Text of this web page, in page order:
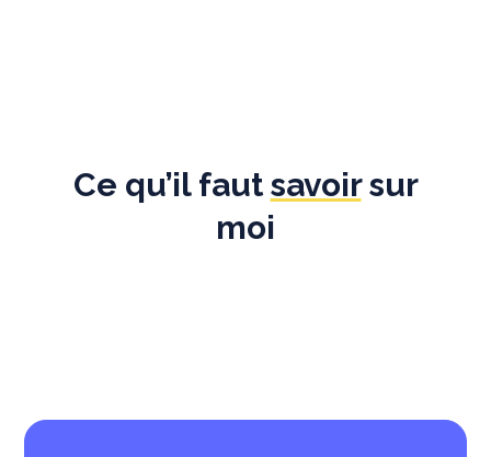
Ce qu’il faut savoirsur
moi